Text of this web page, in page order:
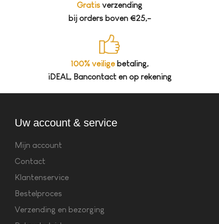
Gratis verzending
bij orders boven €25,-
100% veiligebetaling,
iDEAL, Bancontact en op rekening
Uw account & service
Mijn account
Contact
Klantenservice
Bestelproces
Verzending en bezorging